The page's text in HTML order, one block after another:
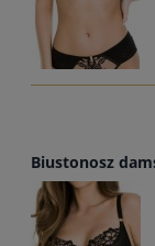
Biustonosz